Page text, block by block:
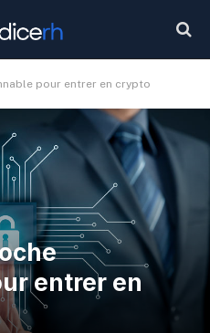
pour entrer en crypto
entrer en